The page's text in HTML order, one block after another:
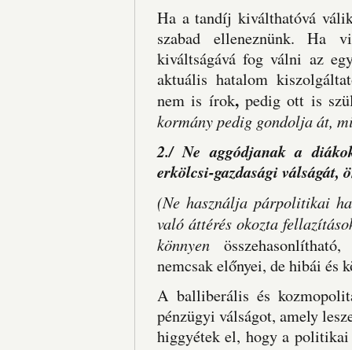
Ha a tandíj kiválthatóvá
szabad elleneznünk. Ha
kiváltságává fog válni az
aktuális hatalom
nem is írok,pedig ott is
kormány pedig gondolja át,
2./ Ne aggódjanak a
erkölcsi-gazdasági válságát,
(Ne használja párpolitikai
való áttérés okozta
könnyen
nemcsak előnyei, de hibái és
A balliberális és
pénzügyi válságot, amely
higgyétek el, hogy a politikai